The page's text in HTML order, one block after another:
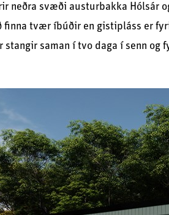
neðra svæði austurbakka Hólsár
finna tvær íbúðir en gistipláss er
saman í tvo daga í senn